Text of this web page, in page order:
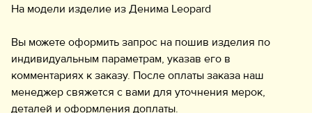
На модели изделие из Денима Leopard
Вы можете оформить запрос на пошив изделия по
индивидуальным параметрам, указав его в
комментариях к заказу. После оплаты заказа наш
менеджер свяжется с вами для уточнения мерок,
деталей и оформления доплаты.